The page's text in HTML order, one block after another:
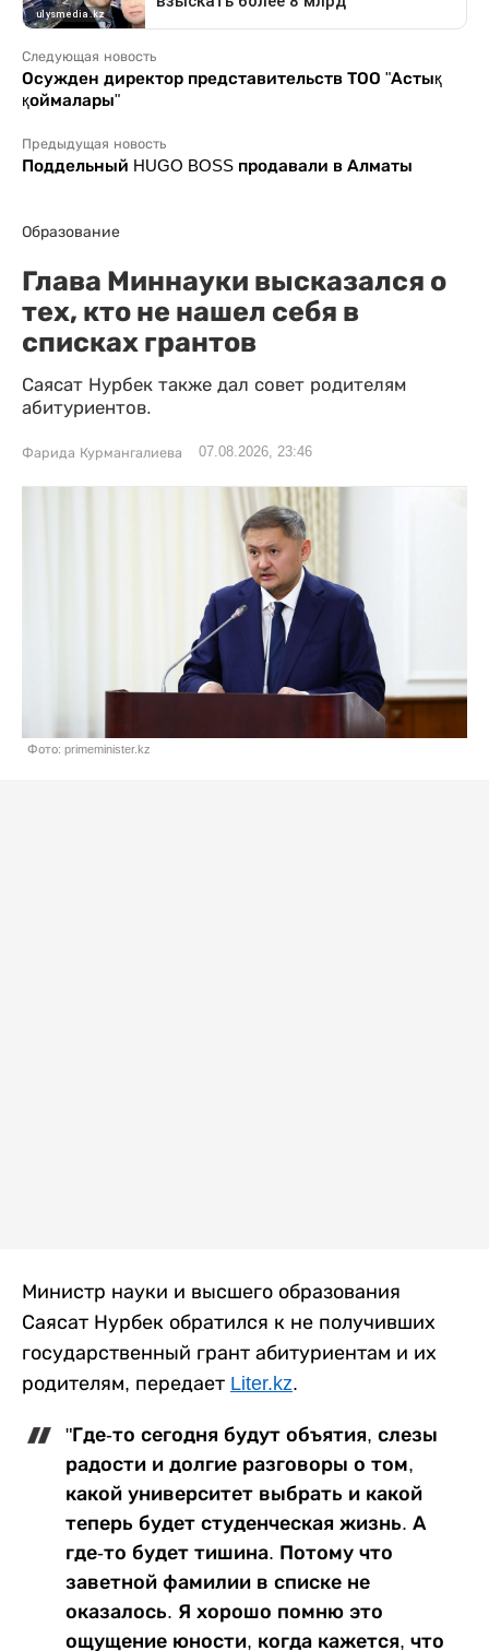
Следующая новость
Осужден директор представительств ТОО "Астық
қоймалары"
Предыдущая новость
Поддельный HUGO BOSS продавали в Алматы
Образование
Глава Миннауки высказался о
тех, кто не нашел себя в
списках грантов
Саясат Нурбек также дал совет родителям
абитуриентов.
Фарида Курмангалиева 07.08.2026, 23:46
Фото: primeminister.kz
Министр науки и высшего образования
Саясат Нурбек обратился к не получивших
государственный грант абитуриентам и их
родителям, передает Liter.kz.
"Где-то сегодня будут объятия, слезы
радости и долгие разговоры о том,
какой университет выбрать и какой
теперь будет студенческая жизнь. А
где-то будет тишина. Потому что
заветной фамилии в списке не
оказалось. Я хорошо помню это
ощущение юности, когда кажется, что